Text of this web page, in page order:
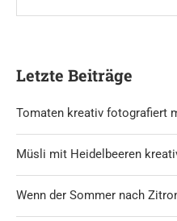
Letzte Beiträge
Tomaten kreativ fotografiert
Müsli mit Heidelbeeren
Wenn der Sommer nach